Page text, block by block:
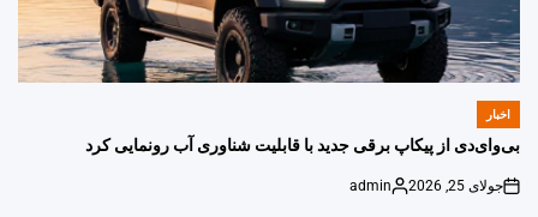
POSTED
اخبار
بی‌وای‌دی از پیکاپ برقی جدید با قابلیت شناوری آب رونمایی کرد
on
جولای 25, 2026
Posted
admin